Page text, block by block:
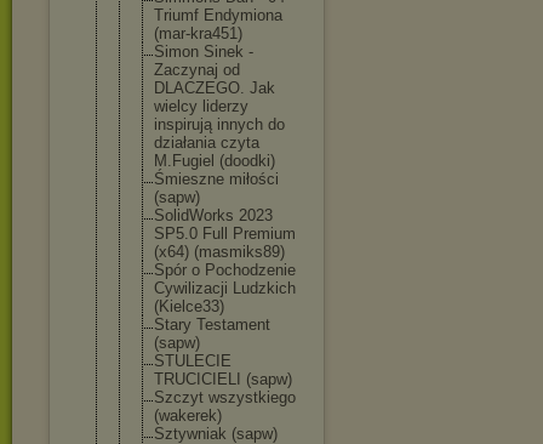
Triumf Endymiona
(mar-kra451)
Simon Sinek -
Zaczynaj od
DLACZEGO. Jak
wielcy liderzy
inspirują innych do
działania czyta
M.Fugiel (doodki)
Śmieszne miłości
(sapw)
SolidWorks 2023
SP5.0 Full Premium
(x64) (masmiks89)
Spór o Pochodzenie
Cywilizacji Ludzkich
(Kielce33)
Stary Testament
(sapw)
STULECIE
TRUCICIELI (sapw)
Szczyt wszystkiego
(wakerek)
Sztywniak (sapw)